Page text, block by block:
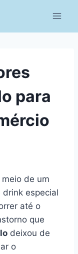
para
de um
drink especial
até o
que
deixou de
o